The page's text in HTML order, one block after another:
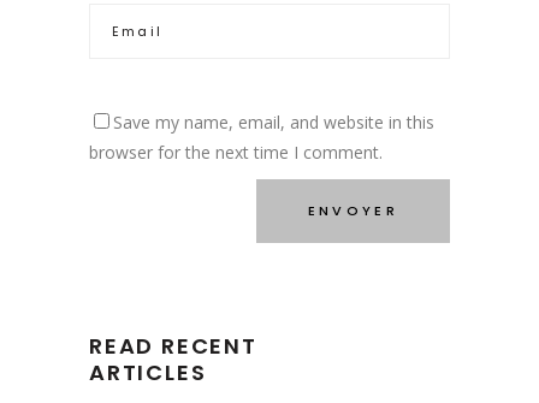
Save my name, email, and website in this
browser for the next time I comment.
READ RECENT
ARTICLES